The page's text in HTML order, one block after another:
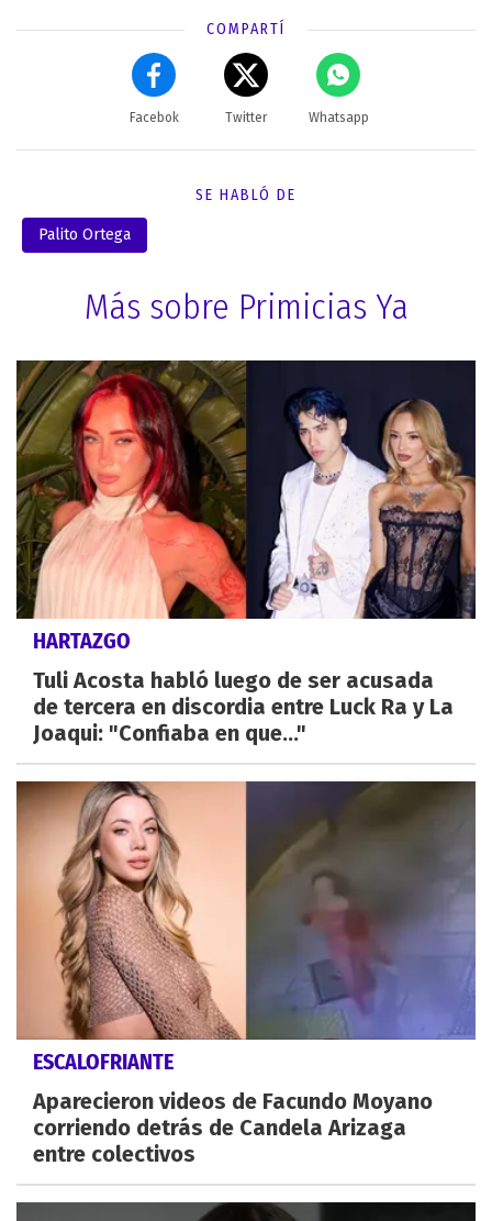
COMPARTÍ
Facebok Twitter Whatsapp
SE HABLÓ DE
Palito Ortega
Más sobre Primicias Ya
HARTAZGO
Tuli Acosta habló luego de ser acusada
de tercera en discordia entre Luck Ra y La
Joaqui: "Confiaba en que..."
ESCALOFRIANTE
Aparecieron videos de Facundo Moyano
corriendo detrás de Candela Arizaga
entre colectivos